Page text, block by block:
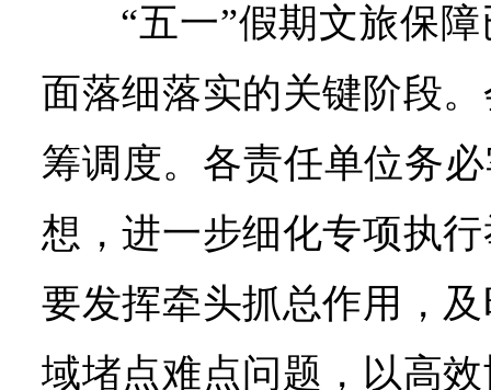
“五一”假期文旅保
面落细落实的关键阶段
筹调度。各责任单位务
想，进一步细化专项执
要发挥牵头抓总作用，
域堵点难点问题，以高